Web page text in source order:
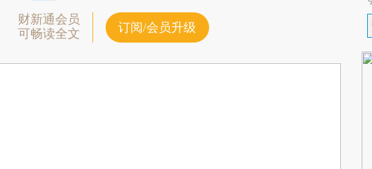
财新通会员
可畅读全文
订阅/会员升级